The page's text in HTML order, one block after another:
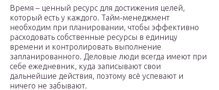
Время – ценный ресурс для достижения целей,
который есть у каждого. Тайм-менеджмент
необходим при планировании, чтобы эффективно
расходовать собственные ресурсы в единицу
времени и контролировать выполнение
запланированного. Деловые люди всегда имеют при
себе ежедневник, куда записывают свои
дальнейшие действия, поэтому всё успевают и
ничего не забывают.